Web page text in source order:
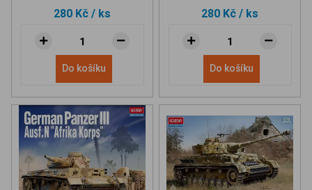
280 Kč / ks
Do košíku
280 Kč / ks
Do košíku